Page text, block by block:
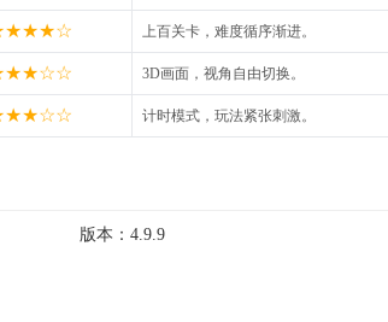
上百关卡，难度循序渐进。
3D画面，视角自由切换。
计时模式，玩法紧张刺激。
版本： 4.9.9